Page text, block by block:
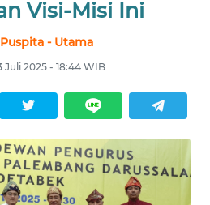
Visi-Misi Ini
- Utama
Juli 2025 - 18:44 WIB